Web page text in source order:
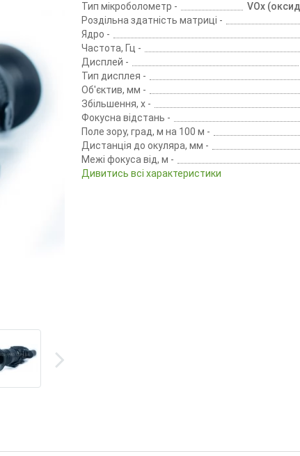
Тип мікроболометр -
VOx
Роздільна здатність матриці -
Ядро -
Частота, Гц -
Дисплей -
Тип дисплея -
Об'єктив, мм -
Збільшення, х -
Фокусна відстань -
Поле зору, град, м на 100 м -
Дистанція до окуляра, мм -
Межі фокуса від, м -
Дивитись всі характеристики